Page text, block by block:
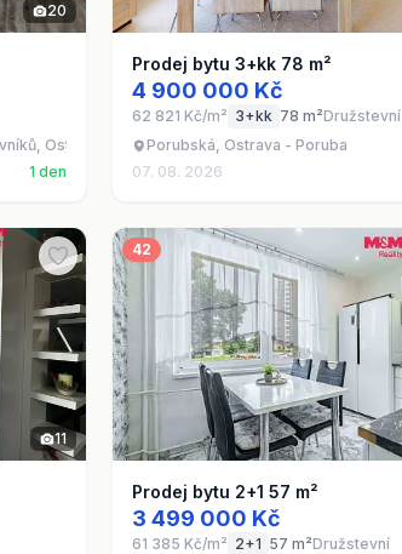
20
Ostrava - Poruba
1 den
Prodej bytu 3+kk 78 m²
4 900 000 Kč
62 821 Kč/m² 3+kk 78 m²Družstevní
Porubská, Ostrava - Poruba
07. 08. 2026
11
42
Prodej bytu 2+1 57 m²
3 499 000 Kč
61 385 Kč/m² 2+1 57 m²Družstevní